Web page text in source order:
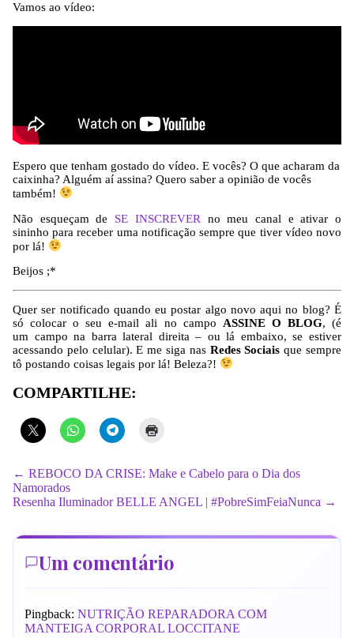
Vamos ao vídeo:
Espero que tenham gostado do vídeo. E vocês? O que acharam da
caixinha? Alguém aí assina? Quero saber a opinião de vocês
também!
Não esqueçam de SE INSCREVER no meu canal e ativar o
sininho para receber uma notificação sempre que tiver vídeo novo
por lá!
Beijos ;*
Quer ser notificado quando eu postar algo novo aqui no blog? É
só colocar o seu e-mail ali no campo ASSINE O BLOG, (é
um campo na barra lateral direita – ou lá embaixo, se estiver
acessando pelo celular). E me siga nas Redes Sociais que sempre
tô postando coisas legais por lá! Beleza?!
COMPARTILHE:
← REBOCO DA CRISE: Make e Cabelo para o Dia dos
Namorados
Resenha Iluminador BELLE ANGEL | #PobreSimFeiaNunca →
Um comentário
Pingback: NUTRIÇÃO REPARADORA COM
MANTEIGA CORPORAL LOCCITANE